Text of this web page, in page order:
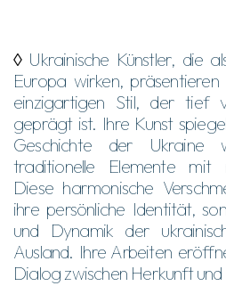
◊ Ukrainische Künstler, die
Europa wirken,
einzigartigen Stil, der tief
geprägt ist. Ihre Kunst
Geschichte der Ukraine
traditionelle Elemente mit
Diese harmonische
ihre persönliche Identität,
und Dynamik der
Ausland. Ihre Arbeiten
Dialog zwischen Herkunft